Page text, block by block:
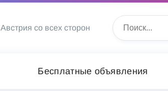
Австрия со всех сторон
Бесплатные объявления